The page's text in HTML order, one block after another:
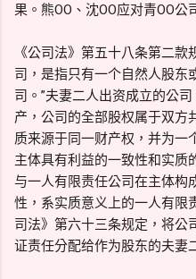
果。熊OO、沈OO应对青OO
《公司法》第五十八条第二
司，是指只有一个自然人股东
司。”夫妻二人出资成立的公
产，公司的全部股权属于双方
质来源于同一财产权，并为一
主体具有利益的一致性和实质
与一人有限责任公司在主体构
性，系实质意义上的一人有限
司法》第六十三条规定，将公
证责任分配给作为股东的夫妻